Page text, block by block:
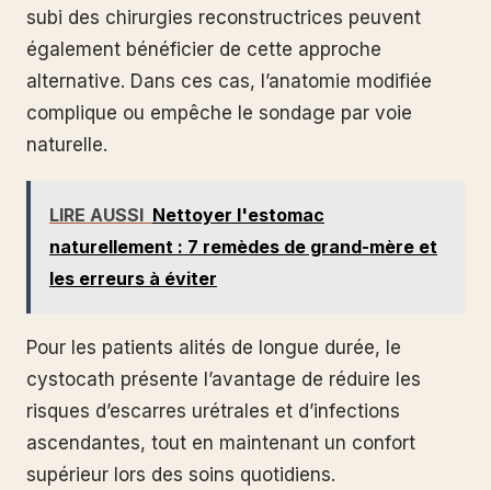
subi des chirurgies reconstructrices peuvent
également bénéficier de cette approche
alternative. Dans ces cas, l’anatomie modifiée
complique ou empêche le sondage par voie
naturelle.
LIRE AUSSI Nettoyer l'estomac
naturellement : 7 remèdes de grand-mère et
les erreurs à éviter
Pour les patients alités de longue durée, le
cystocath présente l’avantage de réduire les
risques d’escarres urétrales et d’infections
ascendantes, tout en maintenant un confort
supérieur lors des soins quotidiens.